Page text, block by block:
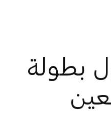
بطولة